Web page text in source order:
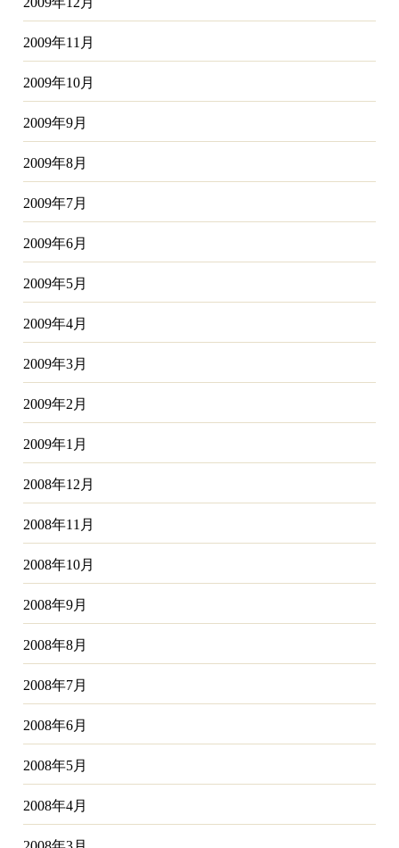
2009年11月
2009年10月
2009年9月
2009年8月
2009年7月
2009年6月
2009年5月
2009年4月
2009年3月
2009年2月
2009年1月
2008年12月
2008年11月
2008年10月
2008年9月
2008年8月
2008年7月
2008年6月
2008年5月
2008年4月